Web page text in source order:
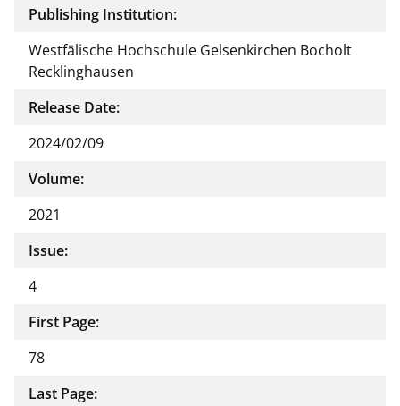
Publishing Institution:
Westfälische Hochschule Gelsenkirchen Bocholt
Recklinghausen
Release Date:
2024/02/09
Volume:
2021
Issue:
4
First Page:
78
Last Page: